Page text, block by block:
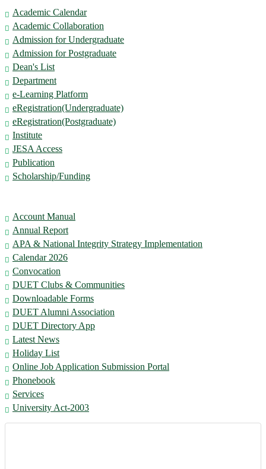
Academic Calendar
Academic Collaboration
Admission for Undergraduate
Admission for Postgraduate
Dean's List
Department
e-Learning Platform
eRegistration(Undergraduate)
eRegistration(Postgraduate)
Institute
JESA Access
Publication
Scholarship/Funding
Account Manual
Annual Report
APA & National Integrity Strategy Implementation
Calendar 2026
Convocation
DUET Clubs & Communities
Downloadable Forms
DUET Alumni Association
DUET Directory App
Latest News
Holiday List
Online Job Application Submission Portal
Phonebook
Services
University Act-2003